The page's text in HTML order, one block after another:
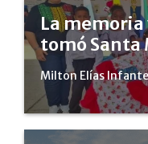
La memoria
tomó Santa
Milton Elías